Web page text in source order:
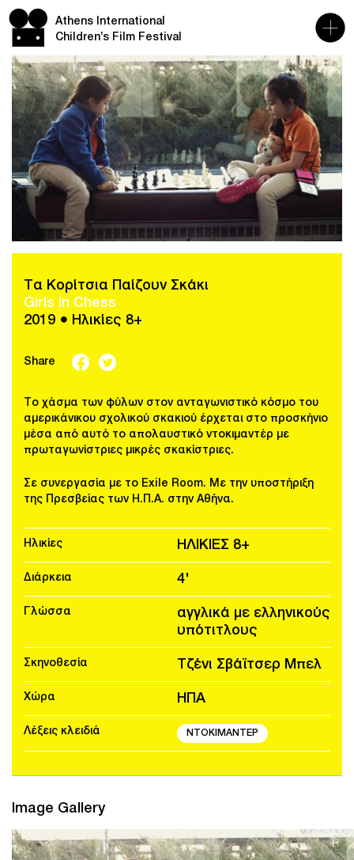
Athens International
Children’s Film Festival
Τα Κορίτσια Παίζουν Σκάκι
Girls In Chess
2019 ● Ηλικίες 8+
Share
Το χάσμα των φύλων στον ανταγωνιστικό κόσμο του
αμερικάνικου σχολικού σκακιού έρχεται στο προσκήνιο
μέσα από αυτό το απολαυστικό ντοκιμαντέρ με
πρωταγωνίστριες μικρές σκακίστριες.
Σε συνεργασία με το Exile Room. Με την υποστήριξη
της Πρεσβείας των Η.Π.Α. στην Αθήνα.
Ηλικίες ΗΛΙΚΙΕΣ 8+
Διάρκεια 4'
Γλώσσα
αγγλικά με ελληνικούς
υπότιτλους
Σκηνοθεσία Τζένι Σβάϊτσερ Μπελ
Χώρα ΗΠΑ
Λέξεις κλειδιά ΝΤΟΚΙΜΑΝΤΕΡ
Image Gallery